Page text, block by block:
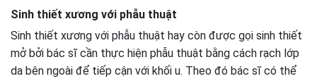
Sinh thiết xương với phẫu thuật
Sinh thiết xương với phẫu thuật hay còn được gọi sinh thiết
mở bởi bác sĩ cần thực hiện phẫu thuật bằng cách rạch lớp
da bên ngoài để tiếp cận với khối u. Theo đó bác sĩ có thể